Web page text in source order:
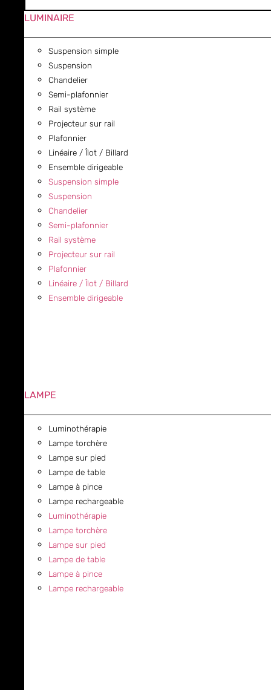
LUMINAIRE
Suspension simple
Suspension
Chandelier
Semi-plafonnier
Rail système
Projecteur sur rail
Plafonnier
Linéaire / Îlot / Billard
Ensemble dirigeable
Suspension simple
Suspension
Chandelier
Semi-plafonnier
Rail système
Projecteur sur rail
Plafonnier
Linéaire / Îlot / Billard
Ensemble dirigeable
LAMPE
Luminothérapie
Lampe torchère
Lampe sur pied
Lampe de table
Lampe à pince
Lampe rechargeable
Luminothérapie
Lampe torchère
Lampe sur pied
Lampe de table
Lampe à pince
Lampe rechargeable